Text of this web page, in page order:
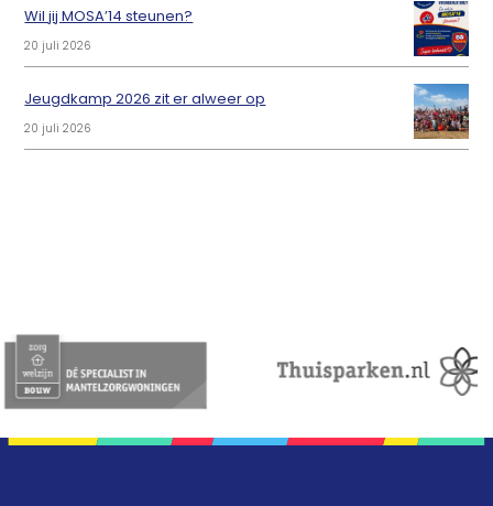
Wil jij MOSA’14 steunen?
20 juli 2026
Jeugdkamp 2026 zit er alweer op
20 juli 2026